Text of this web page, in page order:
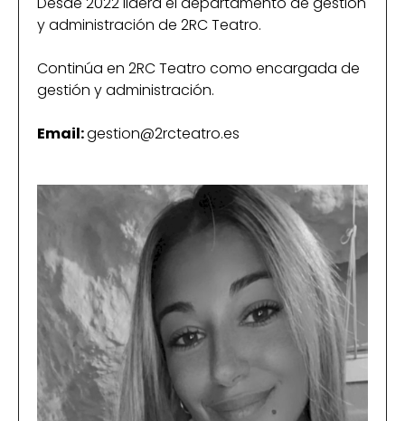
y administración de 2RC Teatro.
Continúa en 2RC Teatro como encargada de
gestión y administración.
Email:gestion@2rcteatro.es